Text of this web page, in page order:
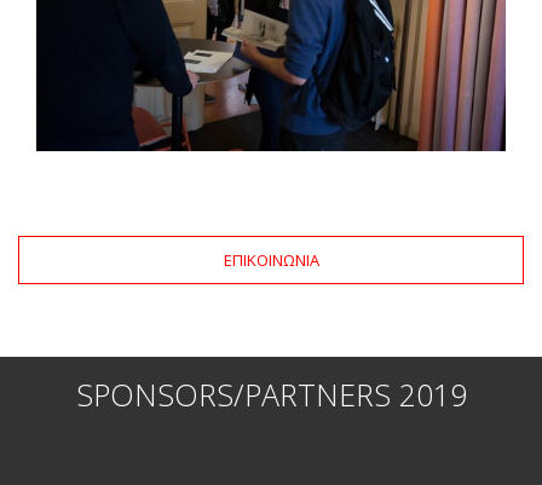
ΕΠΙΚΟΙΝΩΝΙΑ
SPONSORS/PARTNERS 2019